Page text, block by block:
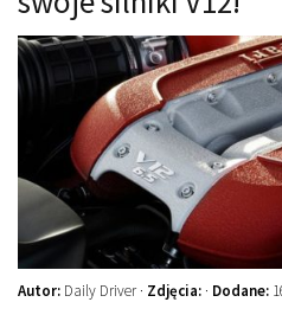
Oświetlenie
Kalkulatory
Przelicznik mocy
Auto z niemiec
Galerie
Autor: Daily Driver · Zdjęcia: · Dodane: